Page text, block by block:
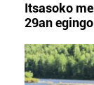
Itsasoko
29an